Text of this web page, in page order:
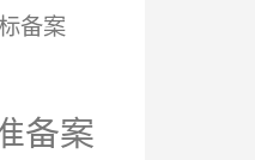
备案
备案